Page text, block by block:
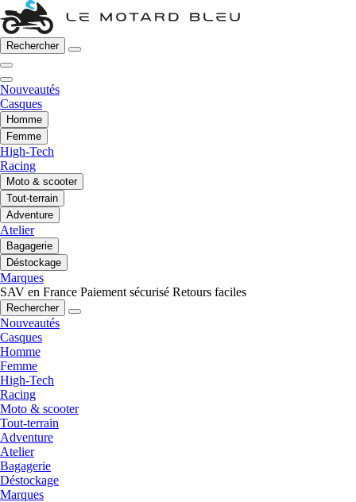
Rechercher
Nouveautés
Casques
Homme
Femme
High-Tech
Racing
Moto & scooter
Tout-terrain
Adventure
Atelier
Bagagerie
Déstockage
Marques
SAV en France Paiement sécurisé Retours faciles
Rechercher
Nouveautés
Casques
Homme
Femme
High-Tech
Racing
Moto & scooter
Tout-terrain
Adventure
Atelier
Bagagerie
Déstockage
Marques